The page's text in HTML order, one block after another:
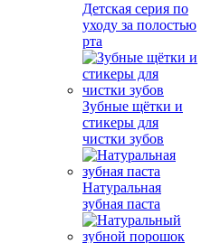
Детская серия по
уходу за полостью
рта
Зубные щётки и
стикеры для
чистки зубов
Натуральная
зубная паста